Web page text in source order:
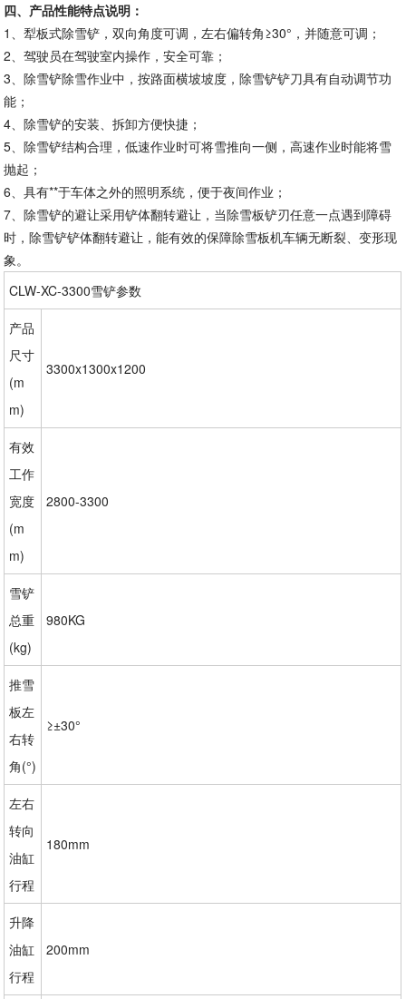
四、产品性能特点说明：
1、犁板式除雪铲，双向角度可调，左右偏转角≥30°，并随意可调；
2、驾驶员在驾驶室内操作，安全可靠；
3、除雪铲除雪作业中，按路面横坡坡度，除雪铲铲刀具有自动调节功
能；
4、除雪铲的安装、拆卸方便快捷；
5、除雪铲结构合理，低速作业时可将雪推向一侧，高速作业时能将雪
抛起；
6、具有**于车体之外的照明系统，便于夜间作业；
7、除雪铲的避让采用铲体翻转避让，当除雪板铲刃任意一点遇到障碍
时，除雪铲铲体翻转避让，能有效的保障除雪板机车辆无断裂、变形现
象。
CLW-XC-3300雪铲参数
产品
尺寸
(m
m)
3300x1300x1200
有效
工作
宽度
(m
m)
2800-3300
雪铲
总重
(kg)
980KG
推雪
板左
右转
角(°)
≥±30°
左右
转向
油缸
行程
180mm
升降
油缸
行程
200mm